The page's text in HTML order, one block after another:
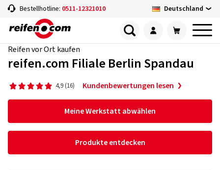
Bestellhotline: 0511-12321010 Deutschland
Reifen vor Ort kaufen
reifen.com Filiale Berlin Spandau
4,9 (16) Kundenbewertungen lesen
Meine Werkstatt abwählen
Produkte entdecken